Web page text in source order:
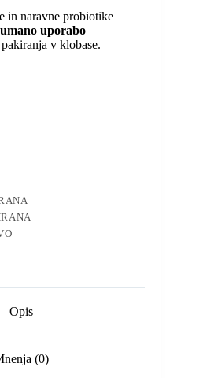
in naravne probiotike
uporabo
v klobase.
Opis
(0)